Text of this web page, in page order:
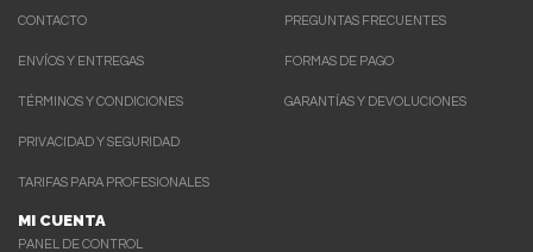
CONTACTO
ENVÍOS Y ENTREGAS
TÉRMINOS Y CONDICIONES
PRIVACIDAD Y SEGURIDAD
TARIFAS PARA PROFESIONALES
MI CUENTA
PANEL DE CONTROL
PREGUNTAS FRECUENTES
FORMAS DE PAGO
GARANTÍAS Y DEVOLUCIONES